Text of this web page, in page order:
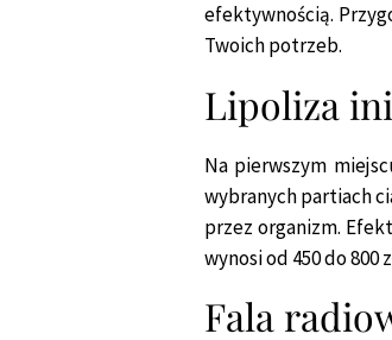
efektywnością.
Twoich potrzeb.
Lipoliza
Na pierwszym
wybranych partiach
przez organizm.
wynosi od 450 do 800
Fala